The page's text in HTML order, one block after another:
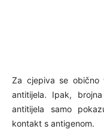
Za cjepiva se obično
antitijela. Ipak,
antitijela samo
kontakt s antigenom.